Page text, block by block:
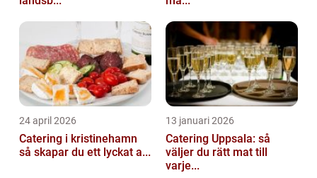
24 april 2026
Catering i kristinehamn
så skapar du ett lyckat a...
13 januari 2026
Catering Uppsala: så
väljer du rätt mat till
varje...